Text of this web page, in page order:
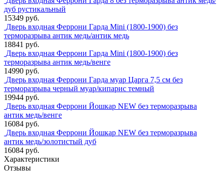
дуб рустикальный
15349 руб.
Дверь входная Феррони Гарда Mini (1800-1900) без
терморазрыва антик медь/антик медь
18841 руб.
Дверь входная Феррони Гарда Mini (1800-1900) без
терморазрыва антик медь/венге
14990 руб.
Дверь входная Феррони Гарда муар Царга 7,5 см без
терморазрыва черный муар/кипарис темный
19944 руб.
Дверь входная Феррони Йошкар NEW без терморазрыва
антик медь/венге
16084 руб.
Дверь входная Феррони Йошкар NEW без терморазрыва
антик медь/золотистый дуб
16084 руб.
Характеристики
Отзывы